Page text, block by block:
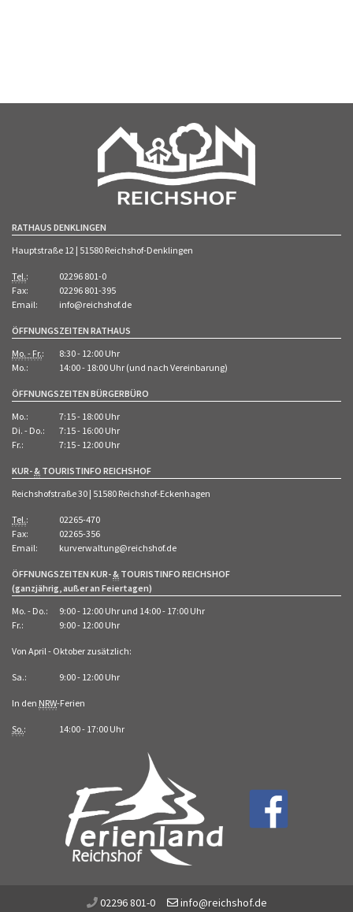
RATHAUS DENKLINGEN
Hauptstraße 12 | 51580 Reichshof-Denklingen
Tel.:
02296 801-0
Fax:
02296 801-395
Email:
info@reichshof.de
ÖFFNUNGSZEITEN RATHAUS
Mo. - Fr.:
8:30 - 12:00 Uhr
Mo.:
14:00 - 18:00 Uhr (und nach Vereinbarung)
ÖFFNUNGSZEITEN BÜRGERBÜRO
Mo.:
7:15 - 18:00 Uhr
Di. - Do.:
7:15 - 16:00 Uhr
Fr.:
7:15 - 12:00 Uhr
KUR-& TOURISTINFO REICHSHOF
Reichshofstraße 30 | 51580 Reichshof-Eckenhagen
Tel.:
02265-470
Fax:
02265-356
Email:
kurverwaltung@reichshof.de
ÖFFNUNGSZEITEN KUR-& TOURISTINFO REICHSHOF
(ganzjährig, außer an Feiertagen)
Mo. - Do.:
9:00 - 12:00 Uhr und 14:00 - 17:00 Uhr
Fr.:
9:00 - 12:00 Uhr
Von April - Oktober zusätzlich:
Sa.: 9:00 - 12:00 Uhr
In den NRW-Ferien
So.: 14:00 - 17:00 Uhr
02296 801-0 info@reichshof.de